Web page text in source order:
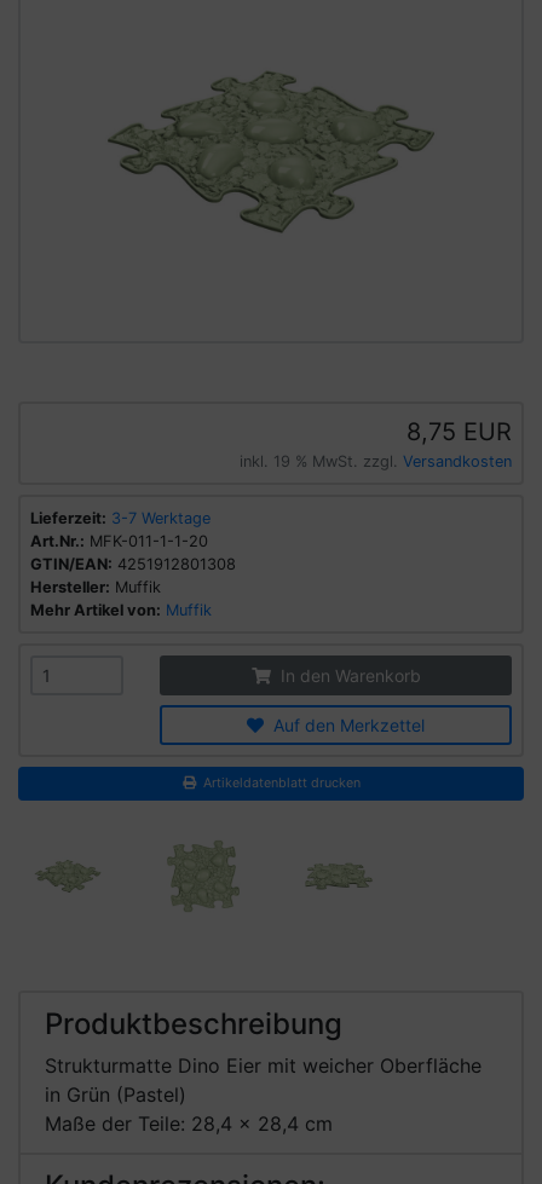
8,75 EUR
inkl. 19 % MwSt. zzgl. Versandkosten
Lieferzeit: 3-7 Werktage
Art.Nr.: MFK-011-1-1-20
GTIN/EAN: 4251912801308
Hersteller: Muffik
Mehr Artikel von: Muffik
In den Warenkorb
Auf den Merkzettel
Artikeldatenblatt drucken
Produktbeschreibung
Strukturmatte Dino Eier mit weicher Oberfläche
in Grün (Pastel)
Maße der Teile: 28,4 x 28,4 cm